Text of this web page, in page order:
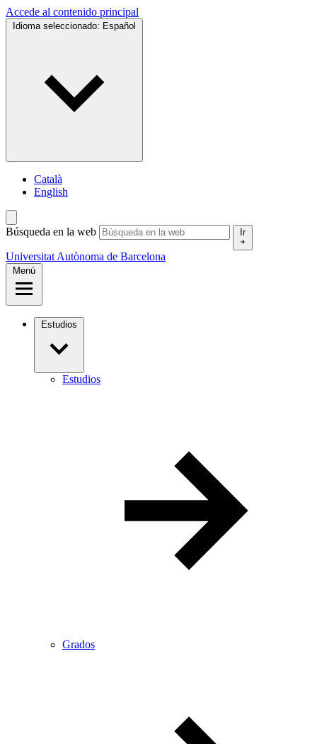
Accede al contenido principal
Idioma seleccionado: Español
Català
English
Búsqueda en la web Ir
Universitat Autònoma de Barcelona
Menú
Estudios
Estudios
Grados